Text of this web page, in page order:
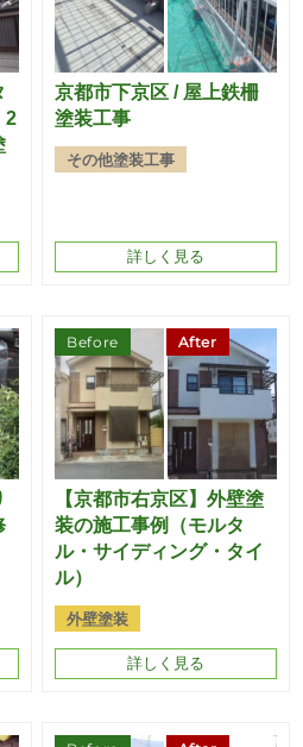
2
京都市下京区 / 屋上鉄柵
塗装工事
その他塗装工事
詳しく見る
Before After
【京都市右京区】外壁塗
装の施工事例（モルタ
ル・サイディング・タイ
ル）
外壁塗装
詳しく見る